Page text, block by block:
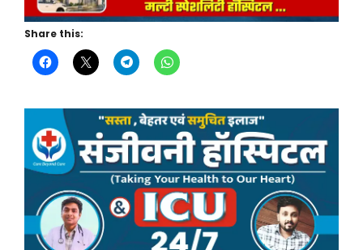
Share this: